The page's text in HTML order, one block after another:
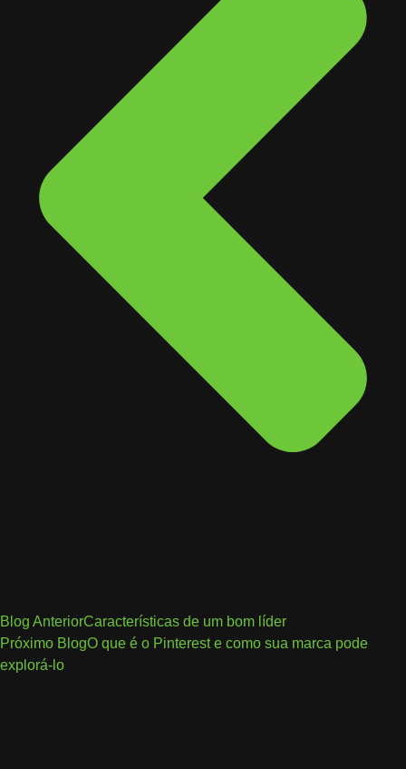
Blog AnteriorCaracterísticas de um bom líder
Próximo BlogO que é o Pinterest e como sua marca pode
explorá-lo